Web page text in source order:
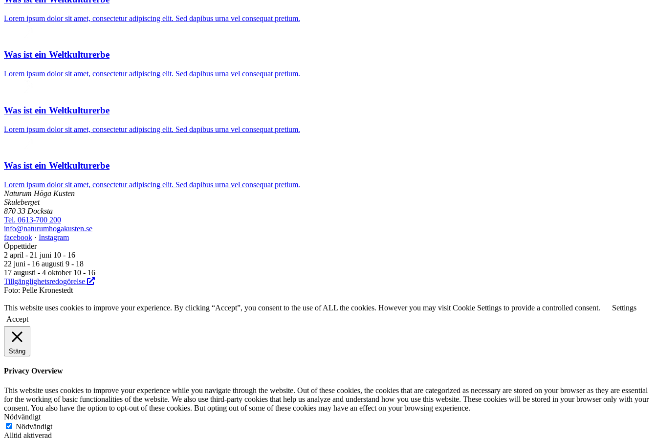
Lorem ipsum dolor sit amet, consectetur adipiscing elit. Sed dapibus urna vel consequat pretium.
Was ist ein Weltkulturerbe
Lorem ipsum dolor sit amet, consectetur adipiscing elit. Sed dapibus urna vel consequat pretium.
Was ist ein Weltkulturerbe
Lorem ipsum dolor sit amet, consectetur adipiscing elit. Sed dapibus urna vel consequat pretium.
Was ist ein Weltkulturerbe
Lorem ipsum dolor sit amet, consectetur adipiscing elit. Sed dapibus urna vel consequat pretium.
Naturum Höga Kusten
Skuleberget
870 33 Docksta
Tel. 0613-700 200
info@naturumhogakusten.se
facebook · Instagram
Öppettider
2 april - 21 juni 10 - 16
22 juni - 16 augusti 9 - 18
17 augusti - 4 oktober 10 - 16
Tillgänglighetsredogörelse
Foto: Pelle Kronestedt
This website uses cookies to improve your experience. By clicking “Accept”, you consent to the use of ALL the cookies. However you may visit Cookie Settings to provide a controlled consent.
Settings
Accept
Stäng
Privacy Overview
This website uses cookies to improve your experience while you navigate through the website. Out of these cookies, the cookies that are categorized as necessary are stored on your browser as they are essential
for the working of basic functionalities of the website. We also use third-party cookies that help us analyze and understand how you use this website. These cookies will be stored in your browser only with your
consent. You also have the option to opt-out of these cookies. But opting out of some of these cookies may have an effect on your browsing experience.
Nödvändigt
Nödvändigt
Alltid aktiverad